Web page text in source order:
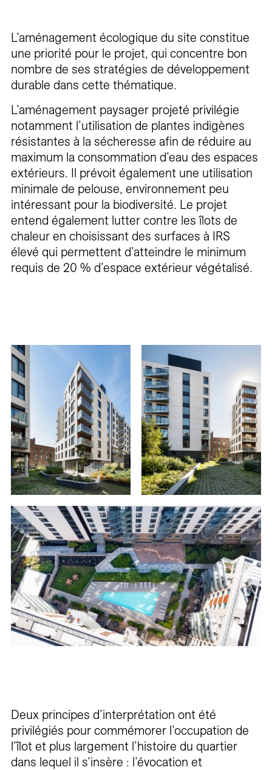
L’aménagement écologique du site constitue
une priorité pour le projet, qui concentre bon
nombre de ses stratégies de développement
durable dans cette thématique.
L’aménagement paysager projeté privilégie
notamment l’utilisation de plantes indigènes
résistantes à la sécheresse afin de réduire au
maximum la consommation d’eau des espaces
extérieurs. Il prévoit également une utilisation
minimale de pelouse, environnement peu
intéressant pour la biodiversité. Le projet
entend également lutter contre les îlots de
chaleur en choisissant des surfaces à IRS
élevé qui permettent d’atteindre le minimum
requis de 20 % d’espace extérieur végétalisé.
Deux principes d’interprétation ont été
privilégiés pour commémorer l’occupation de
l’îlot et plus largement l’histoire du quartier
dans lequel il s’insère : l’évocation et